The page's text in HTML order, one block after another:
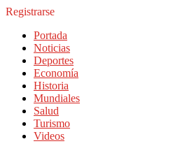
Registrarse
Portada
Noticias
Deportes
Economía
Historia
Mundiales
Salud
Turismo
Videos